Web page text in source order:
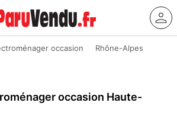
occasion
Rhône-Alpes
occasion Haute-